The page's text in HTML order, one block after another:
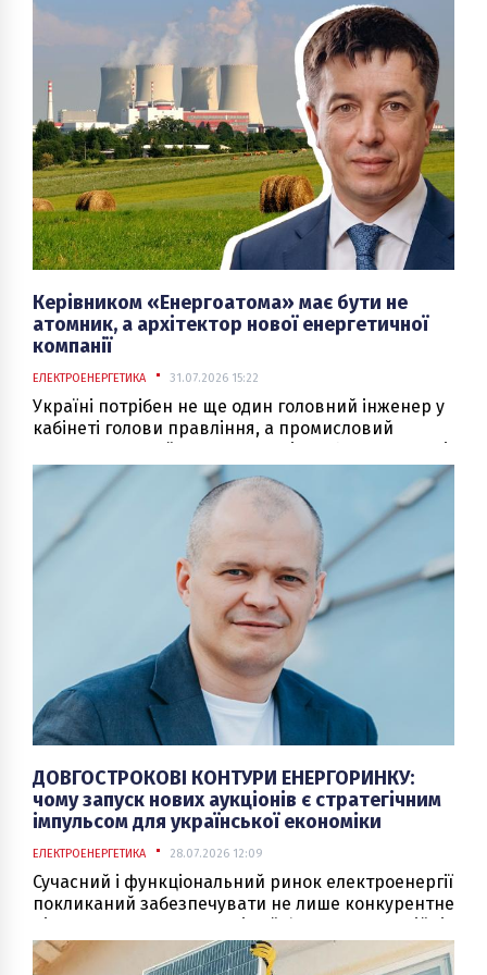
Керівником «Енергоатома» має бути не
атомник, а архітектор нової енергетичної
компанії
ЕЛЕКТРОЕНЕРГЕТИКА 31.07.2026 15:22
Україні потрібен не ще один головний інженер у
кабінеті голови правління, а промисловий
стратег, здатний залучати капітал, будувати нові
активи та перетворювати атомну генерацію на
платформу для розвитку всієї економіки.
ДОВГОСТРОКОВІ КОНТУРИ ЕНЕРГОРИНКУ:
чому запуск нових аукціонів є стратегічним
імпульсом для української економіки
ЕЛЕКТРОЕНЕРГЕТИКА 28.07.2026 12:09
Сучасний і функціональний ринок електроенергії
покликаний забезпечувати не лише конкурентне
інструменти управління ризиками. Для будь-
якого промислового виробництва або великого